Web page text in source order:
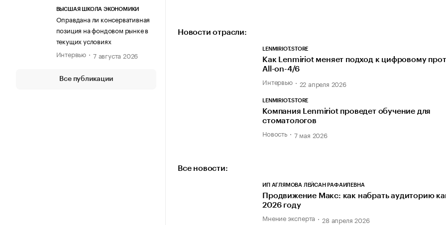
ВЫСШАЯ ШКОЛА ЭКОНОМИКИ
Оправдана ли консервативная
позиция на фондовом рынке в
текущих условиях
Интервью
7 августа 2026
Все публикации
Новости отрасли:
LENMIRIOT.STORE
Как Lenmiriot меняет подход к цифровому
All-on-4/6
Интервью 22 апреля 2026
LENMIRIOT.STORE
Компания Lenmiriot проведет обучение для
стоматологов
Новость 7 мая 2026
Все новости:
ИП АГЛЯМОВА ЛЕЙСАН РАФАИЛЕВНА
Продвижение Макс: как набрать аудиторию
2026 году
Мнение эксперта 28 апреля 2026